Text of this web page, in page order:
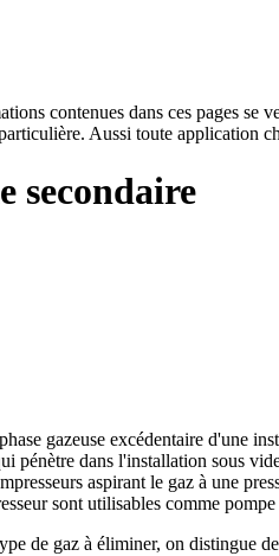
contenues dans ces pages se
Aussi toute application
secondaire
gazeuse excédentaire d'une
pénètre dans l'installation sous
aspirant le gaz à une
sont utilisables comme
de gaz à éliminer, on distingue